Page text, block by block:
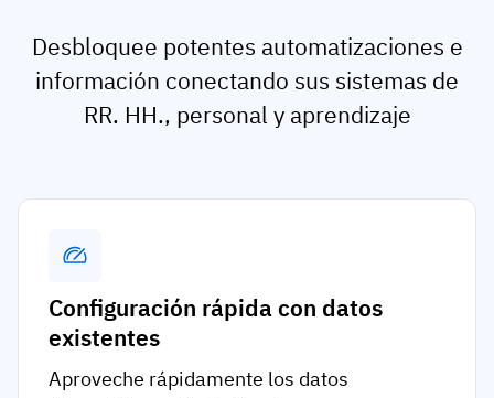
Desbloquee potentes automatizaciones e
información conectando sus sistemas de
RR. HH., personal y aprendizaje
Configuración rápida con datos
existentes
Aproveche rápidamente los datos